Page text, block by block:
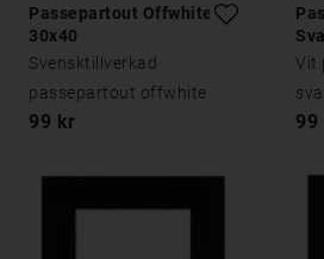
Passepartout Offwhite
30x40
Svensktillverkad
passepartout offwhite
99 kr
Vit
99